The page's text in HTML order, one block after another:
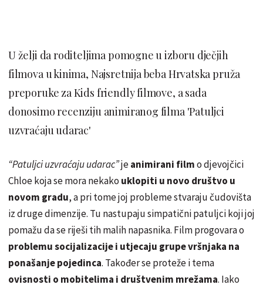
U želji da roditeljima pomogne u izboru dječjih
filmova u kinima, Najsretnija beba Hrvatska pruža
preporuke za Kids friendly filmove, a sada
donosimo recenziju animiranog filma 'Patuljci
uzvraćaju udarac'
“Patuljci uzvraćaju udarac”jeanimirani filmo djevojčici
Chloe koja se mora nekako uklopiti u novo društvo u
novom gradu, a pri tome joj probleme stvaraju čudovišta
iz druge dimenzije. Tu nastupaju simpatični patuljci koji joj
pomažu da se riješi tih malih napasnika. Film progovara o
problemu socijalizacije i utjecaju grupe vršnjaka na
ponašanje pojedinca. Također se proteže i tema
ovisnosti o mobitelima i društvenim mrežama. Iako